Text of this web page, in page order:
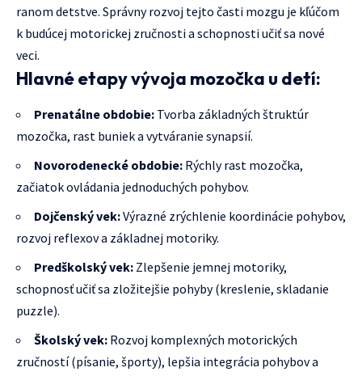
ranom detstve. Správny rozvoj tejto časti mozgu je kľúčom
k budúcej motorickej zručnosti a schopnosti učiť sa nové
veci.
Hlavné etapy vývoja mozočka u detí:
Prenatálne obdobie: Tvorba základných štruktúr
mozočka, rast buniek a vytváranie synapsií.
Novorodenecké obdobie: Rýchly rast mozočka,
začiatok ovládania jednoduchých pohybov.
Dojčenský vek:Výrazné zrýchlenie koordinácie pohybov,
rozvoj reflexov a základnej motoriky.
Predškolský vek: Zlepšenie jemnej motoriky,
schopnosť učiť sa zložitejšie pohyby (kreslenie, skladanie
puzzle).
Školský vek: Rozvoj komplexných motorických
zručností (písanie, športy), lepšia integrácia pohybov a